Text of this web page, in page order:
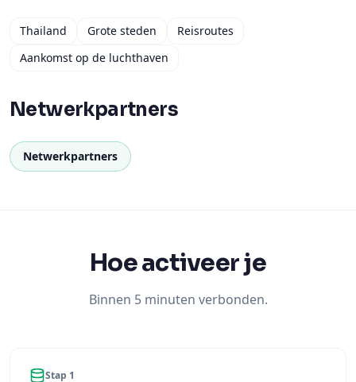
Thailand Grote steden
Reisroutes
Aankomst op de luchthaven
Netwerkpartners
Netwerkpartners
Hoe activeer je
Binnen 5 minuten verbonden.
Stap 1